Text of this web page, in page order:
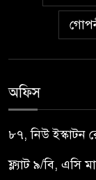
অফিস
৮৭, নিউ ইস্কাটন
ফ্ল্যাট ৯/বি, এসি